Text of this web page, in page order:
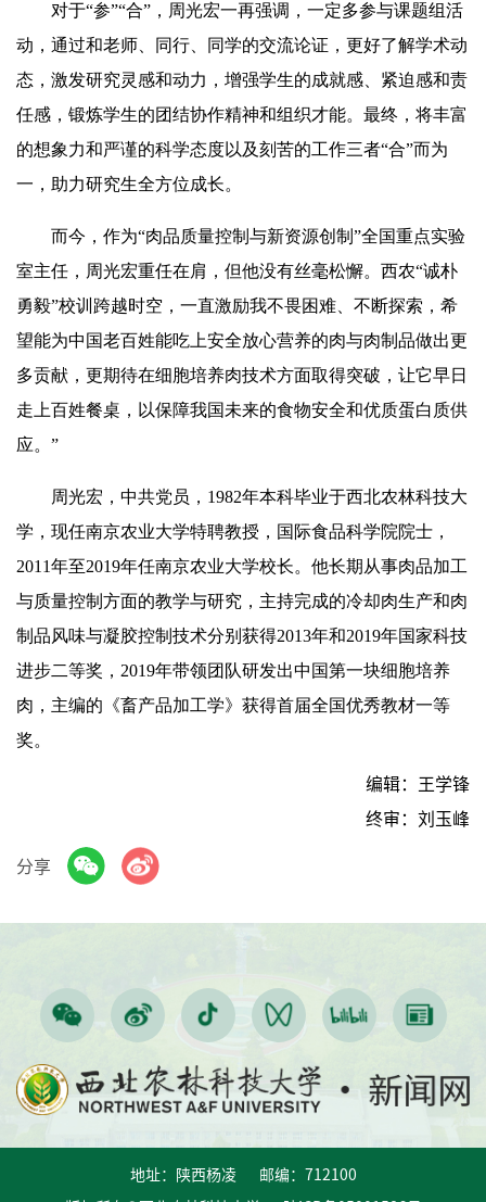
对于“参”“合”，周光宏一再强调，一定多参与课题组活
动，通过和老师、同行、同学的交流论证，更好了解学术动
态，激发研究灵感和动力，增强学生的成就感、紧迫感和责
任感，锻炼学生的团结协作精神和组织才能。最终，将丰富
的想象力和严谨的科学态度以及刻苦的工作三者“合”而为
一，助力研究生全方位成长。
而今，作为“肉品质量控制与新资源创制”全国重点实验
室主任，周光宏重任在肩，但他没有丝毫松懈。西农“诚朴
勇毅”校训跨越时空，一直激励我不畏困难、不断探索，希
望能为中国老百姓能吃上安全放心营养的肉与肉制品做出更
多贡献，更期待在细胞培养肉技术方面取得突破，让它早日
走上百姓餐桌，以保障我国未来的食物安全和优质蛋白质供
应。”
周光宏，中共党员，1982年本科毕业于西北农林科技大
学，现任南京农业大学特聘教授，国际食品科学院院士，
2011年至2019年任南京农业大学校长。他长期从事肉品加工
与质量控制方面的教学与研究，主持完成的冷却肉生产和肉
制品风味与凝胶控制技术分别获得2013年和2019年国家科技
进步二等奖，2019年带领团队研发出中国第一块细胞培养
肉，主编的《畜产品加工学》获得首届全国优秀教材一等
奖。
编辑：王学锋
终审：刘玉峰
分享
地址：陕西杨凌 邮编：712100